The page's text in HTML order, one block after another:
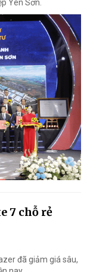
Yên Sơn.
7 chỗ rẻ
đã giảm giá sâu,